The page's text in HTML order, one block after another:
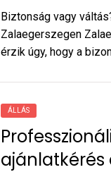
Biztonság vagy
Zalaegerszegen
érzik úgy, hogy a
ÁLLÁS
ajánlatkérés